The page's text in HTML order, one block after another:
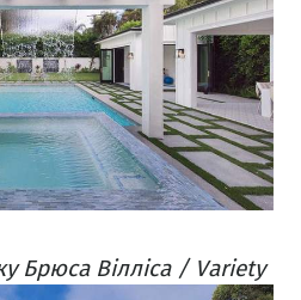
Брюса Вілліса / Variety